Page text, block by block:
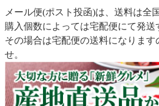
メール便(ポスト投函)は、送料は全
購入個数によっては宅配便にて発送
その場合は宅配便の送料になります
せ。